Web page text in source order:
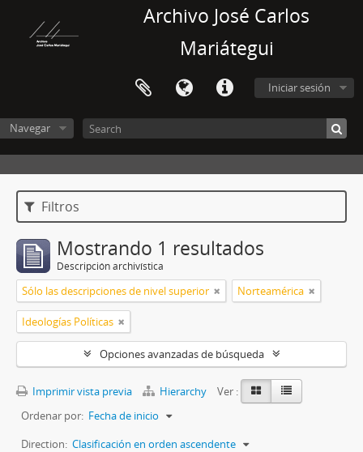
Archivo José Carlos
Mariátegui
Iniciar sesión
Navegar
Filtros
Mostrando 1 resultados
Descripción archivística
Sólo las descripciones de nivel superior Norteamérica
Ideologías Políticas
Opciones avanzadas de búsqueda
Imprimir vista previa Hierarchy
Ver :
Ordenar por: Fecha de inicio
Direction: Clasificación en orden ascendente